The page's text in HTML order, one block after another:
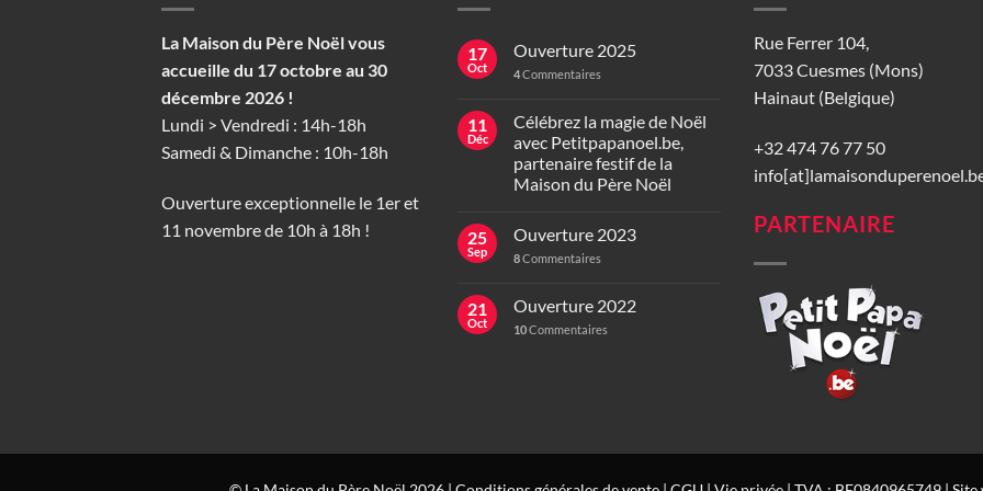
La Maison du Père Noël vous
accueille du 17 octobre au 30
décembre 2026 !
Lundi > Vendredi : 14h-18h
Samedi & Dimanche : 10h-18h
Ouverture exceptionnelle le 1er et
11 novembre de 10h à 18h !
17
Oct
Ouverture 2025
4Commentaires
11
Déc
Célébrez la magie de Noël
avec Petitpapanoel.be,
partenaire festif de la
Maison du Père Noël
25
Sep
Ouverture 2023
8Commentaires
21
Oct
Ouverture 2022
10Commentaires
Rue Ferrer 104,
7033 Cuesmes (Mons)
Hainaut (Belgique)
+32 474 76 77 50
PARTENAIRE